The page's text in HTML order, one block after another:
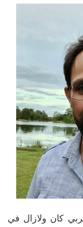
كان ولازال في